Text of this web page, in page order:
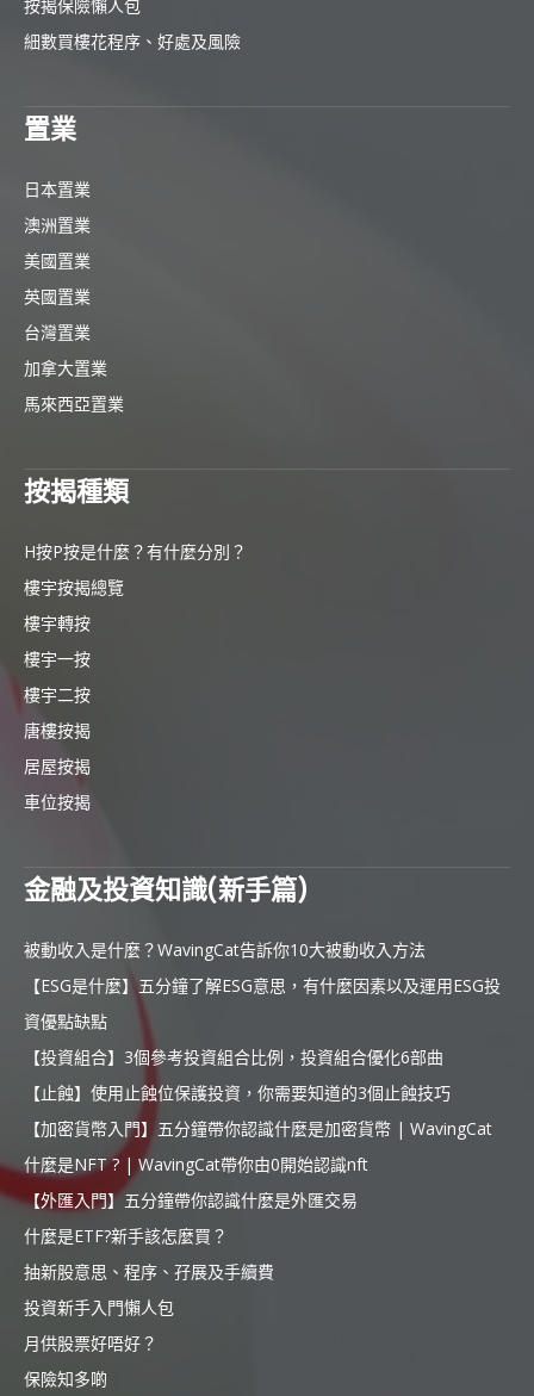
按揭保險懶人包
細數買樓花程序、好處及風險
置業
日本置業
澳洲置業
美國置業
英國置業
台灣置業
加拿大置業
馬來西亞置業
按揭種類
H按P按是什麼？有什麼分別？
樓宇按揭總覽
樓宇轉按
樓宇一按
樓宇二按
唐樓按揭
居屋按揭
車位按揭
金融及投資知識(新手篇)
被動收入是什麼？WavingCat告訴你10大被動收入方法
【ESG是什麼】五分鐘了解ESG意思，有什麼因素以及運用ESG投
資優點缺點
【投資組合】3個參考投資組合比例，投資組合優化6部曲
【止蝕】使用止蝕位保護投資，你需要知道的3個止蝕技巧
【加密貨幣入門】五分鐘帶你認識什麼是加密貨幣 | WavingCat
什麼是NFT ? | WavingCat帶你由0開始認識nft
【外匯入門】五分鐘帶你認識什麼是外匯交易
什麼是ETF?新手該怎麼買？
抽新股意思、程序、孖展及手續費
投資新手入門懶人包
月供股票好唔好？
保險知多啲